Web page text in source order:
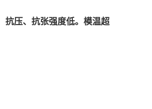
抗压、抗张强度低。模温超